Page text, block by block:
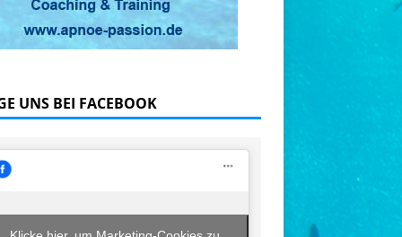
UNS BEI FACEBOOK